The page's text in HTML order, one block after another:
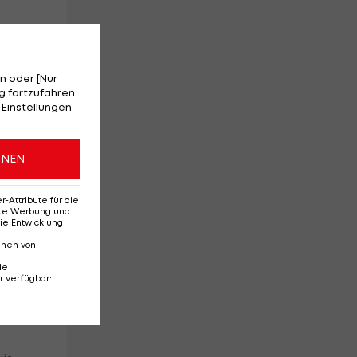
oder [Nur
fortzufahren.
Attribute für die
Werbung und
Entwicklung
von
verfügbar: